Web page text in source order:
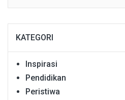
KATEGORI
Inspirasi
Pendidikan
Peristiwa